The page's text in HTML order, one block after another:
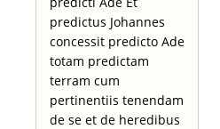
predictus Johannes
concessit predicto Ade
totam predictam
terram cum
pertinentiis tenendam
de se et de heredibus